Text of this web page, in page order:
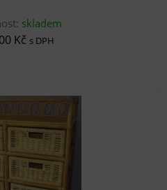
skladem
Kč s DPH